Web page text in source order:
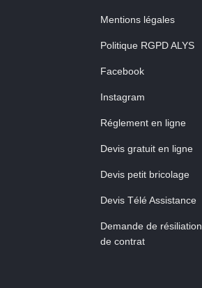
Mentions légales
Politique RGPD ALYS
Facebook
Instagram
Réglement en ligne
Devis gratuit en ligne
Devis petit bricolage
Devis Télé Assistance
Demande de résiliation
de contrat